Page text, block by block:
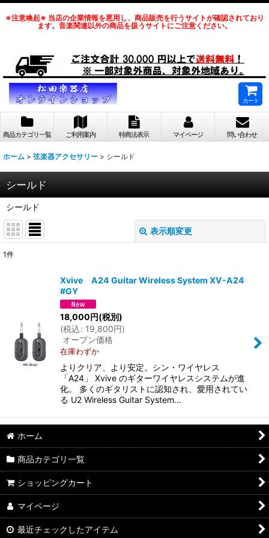
※注意喚起※ 当店の企業情報を悪用し、商品販売を行うサイトが確認されており
ます。音楽関連以外の商品を扱うサイトにご注意ください。
カート
商品カテゴリ一覧 ご利用案内 特商法表示 マイページ 問い合わせ
ホーム > 弦楽器アクセサリー > シールド
シールド
シールド
表示順変更
絞り込む
1件
Xvive A24 Guitar Wireless System XV-A24
#GY
18,000 円(税別)
(税込: 19,800円)
オープン価格
在庫わずか
よりクリア、より安定。シン・ワイヤレス
「A24」 Xvive のギターワイヤレスシステムが進
化。 多くのギタリストに認知され、愛用されてい
る U2 Wireless Guitar System…
ホーム
商品カテゴリ一覧
ショッピングカート
マイページ
最近チェックしたアイテム